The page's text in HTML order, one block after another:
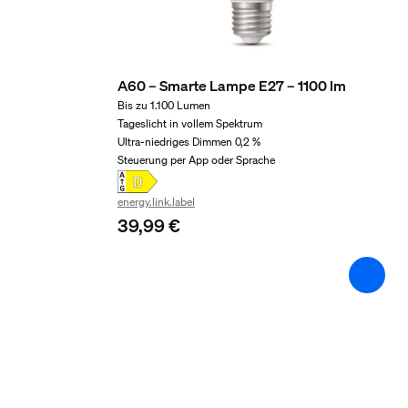
Packmaße und Gewicht
EAN/UPC - Produkt
8720169364288
Nettogewicht
0,15 kg
Bruttogewicht
A60 – Smarte Lampe E27 – 1100 lm
Bis zu 1.100 Lumen
Tageslicht in vollem Spektrum
Ultra-niedriges Dimmen 0,2 %
Steuerung per App oder Sprache
energy.link.label
39,99 €